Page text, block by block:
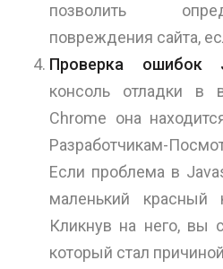
позволить
повреждения сайта,
Проверка ошибок
консоль отладки в
Chrome она
Разработчикам-
Если проблема в
маленький красный
Кликнув на него, вы
который стал